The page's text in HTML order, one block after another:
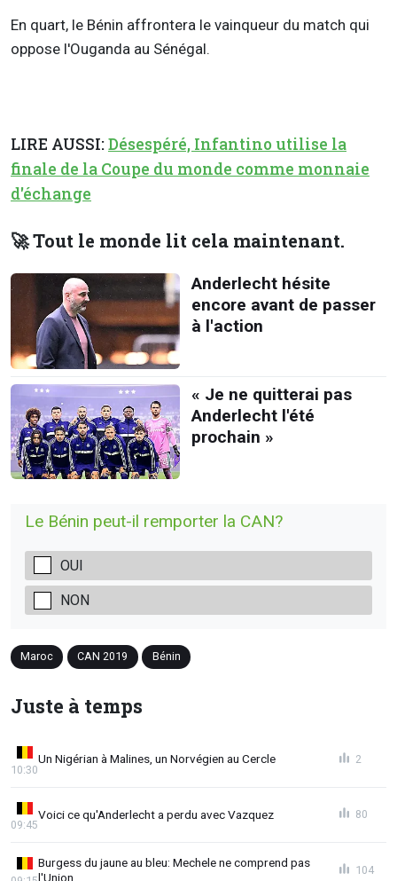
En quart, le Bénin affrontera le vainqueur du match qui
oppose l'Ouganda au Sénégal.
LIRE AUSSI:Désespéré, Infantino utilise la
finale de la Coupe du monde comme monnaie
d'échange
🚀 Tout le monde lit cela maintenant.
Anderlecht hésite
encore avant de passer
à l'action
« Je ne quitterai pas
Anderlecht l'été
prochain »
Le Bénin peut-il remporter la CAN?
OUI
NON
Maroc CAN 2019 Bénin
Juste à temps
Un Nigérian à Malines, un Norvégien au Cercle
10:30
2
Voici ce qu'Anderlecht a perdu avec Vazquez
09:45
80
Burgess du jaune au bleu: Mechele ne comprend pas
l'Union
104